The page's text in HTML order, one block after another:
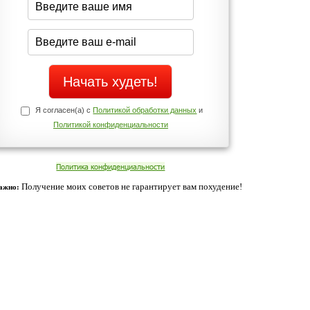
Да
Нет
Телефоны службы поддержки
+7 (909) 421-77-27
cookies. Оставаясь с нами, вы соглашаетесь с нашей
Согласен